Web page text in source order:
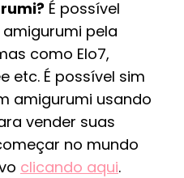
É possível
pela
como Elo7,
etc. É possível sim
amigurumi usando
vender suas
no mundo
clicando aqui.